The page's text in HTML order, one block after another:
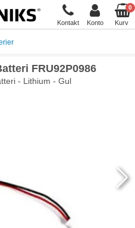
Kontakt Konto
0
Kurv
FRU92P0986
- Lithium - Gul